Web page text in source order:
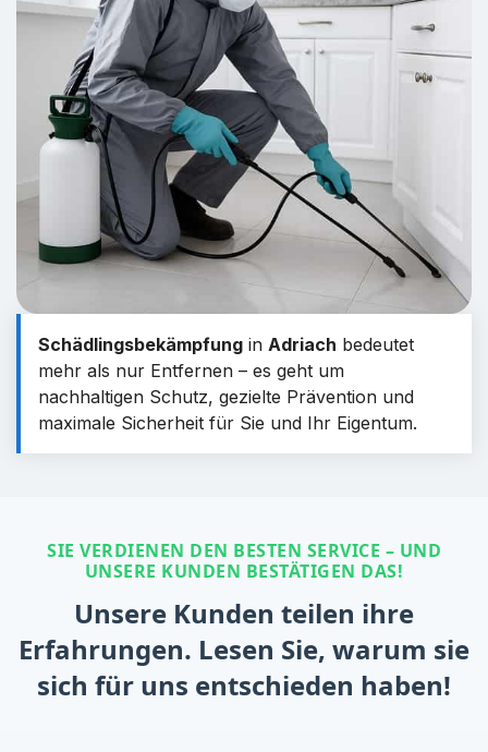
Schädlingsbekämpfung in Adriach bedeutet
mehr als nur Entfernen – es geht um
nachhaltigen Schutz, gezielte Prävention und
maximale Sicherheit für Sie und Ihr Eigentum.
SIE VERDIENEN DEN BESTEN SERVICE – UND
UNSERE KUNDEN BESTÄTIGEN DAS!
Unsere Kunden teilen ihre
Erfahrungen. Lesen Sie, warum sie
sich für uns entschieden haben!